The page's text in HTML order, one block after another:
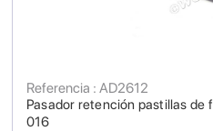
Pasador retención pastillas
016
Referencia : AD2612